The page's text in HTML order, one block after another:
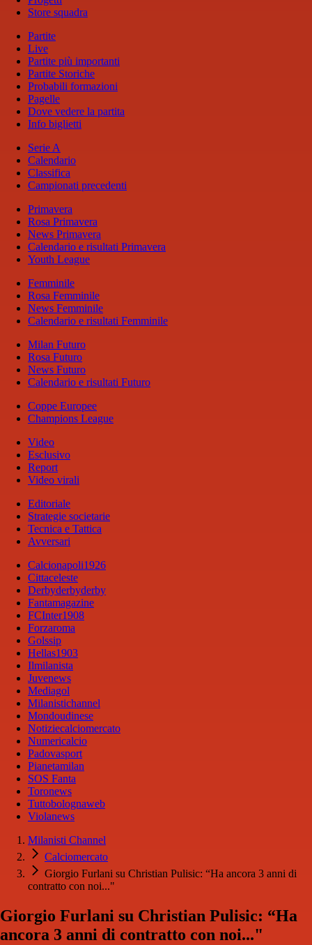
Store squadra
Partite
Live
Partite più importanti
Partite Storiche
Probabili formazioni
Pagelle
Dove vedere la partita
Info biglietti
Serie A
Calendario
Classifica
Campionati precedenti
Primavera
Rosa Primavera
News Primavera
Calendario e risultati Primavera
Youth League
Femminile
Rosa Femminile
News Femminile
Calendario e risultati Femminile
Milan Futuro
Rosa Futuro
News Futuro
Calendario e risultati Futuro
Coppe Europee
Champions League
Video
Esclusivo
Report
Video virali
Editoriale
Strategie societarie
Tecnica e Tattica
Avversari
Calcionapoli1926
Cittaceleste
Derbyderbyderby
Fantamagazine
FCInter1908
Forzaroma
Golssip
Hellas1903
Ilmilanista
Juvenews
Mediagol
Milanistichannel
Mondoudinese
Notiziecalciomercato
Numericalcio
Padovasport
Pianetamilan
SOS Fanta
Toronews
Tuttobolognaweb
Violanews
Milanisti Channel
Calciomercato
Giorgio Furlani su Christian Pulisic: “Ha ancora 3 anni di
contratto con noi..."
Giorgio Furlani su Christian Pulisic: “Ha
ancora 3 anni di contratto con noi..."